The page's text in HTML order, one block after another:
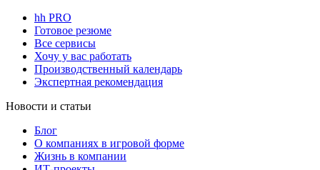
hh PRO
Готовое резюме
Все сервисы
Хочу у вас работать
Производственный календарь
Экспертная рекомендация
Новости и статьи
Блог
О компаниях в игровой форме
Жизнь в компании